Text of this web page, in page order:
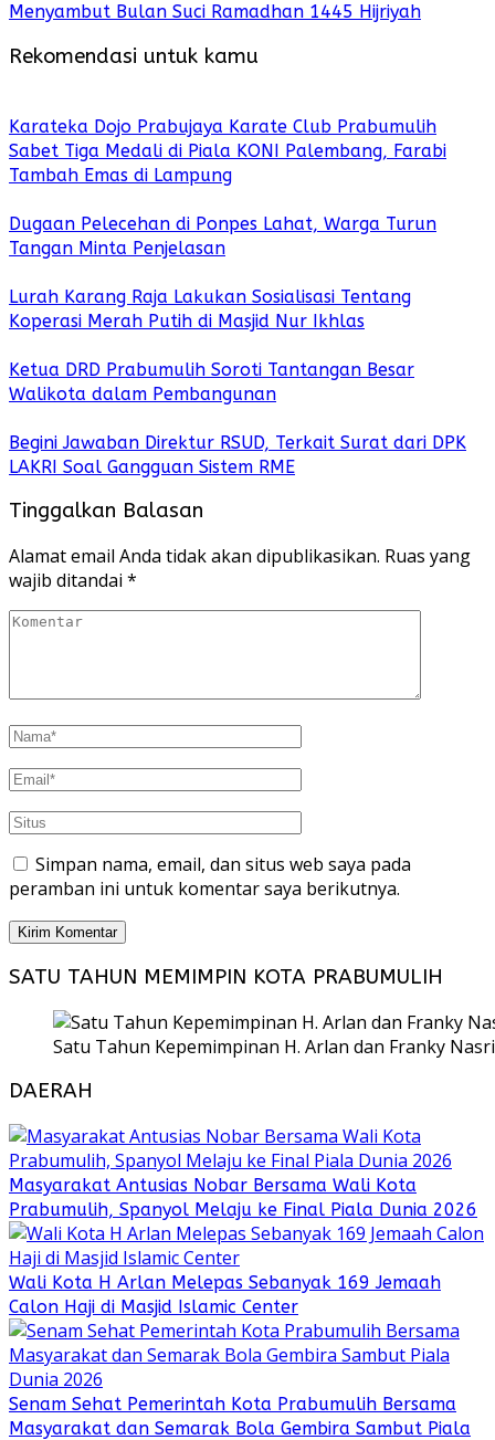
Menyambut Bulan Suci Ramadhan 1445 Hijriyah
Rekomendasi untuk kamu
Karateka Dojo Prabujaya Karate Club Prabumulih
Sabet Tiga Medali di Piala KONI Palembang, Farabi
Tambah Emas di Lampung
Dugaan Pelecehan di Ponpes Lahat, Warga Turun
Tangan Minta Penjelasan
Lurah Karang Raja Lakukan Sosialisasi Tentang
Koperasi Merah Putih di Masjid Nur Ikhlas
Ketua DRD Prabumulih Soroti Tantangan Besar
Walikota dalam Pembangunan
Begini Jawaban Direktur RSUD, Terkait Surat dari DPK
LAKRI Soal Gangguan Sistem RME
Tinggalkan Balasan
Alamat email Anda tidak akan dipublikasikan. Ruas yang
wajib ditandai *
Simpan nama, email, dan situs web saya pada
peramban ini untuk komentar saya berikutnya.
SATU TAHUN MEMIMPIN KOTA PRABUMULIH
Satu Tahun Kepemimpinan H. Arlan dan Franky
DAERAH
Masyarakat Antusias Nobar Bersama Wali Kota
Prabumulih, Spanyol Melaju ke Final Piala Dunia 2026
Wali Kota H Arlan Melepas Sebanyak 169 Jemaah
Calon Haji di Masjid Islamic Center
Senam Sehat Pemerintah Kota Prabumulih Bersama
Masyarakat dan Semarak Bola Gembira Sambut Piala